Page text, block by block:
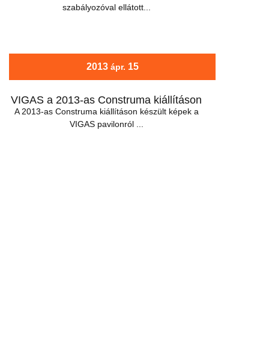
szabályozóval ellátott...
2013 ápr. 15
VIGAS a 2013-as Construma kiállításon
A 2013-as Construma kiállításon készült képek a
VIGAS pavilonról ...